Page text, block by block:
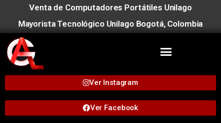
Venta de Computadores Portátiles Unilago
Mayorista Tecnológico Unilago Bogotá, Colombia
Ver Instagram
Ver Facebook